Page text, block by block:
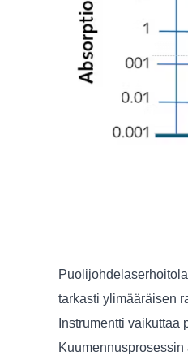
tarkasti ylimääräisen
Instrumentti